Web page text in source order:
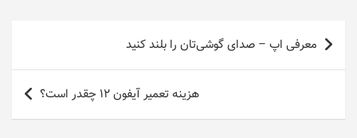
راهبری
نوشتهمعرفی اپ – صدای گوشی‌تان را بلند کنید
هزینه تعمیر آیفون 12 چقدر است؟